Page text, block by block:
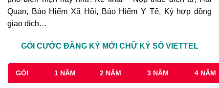
Quan, Bảo Hiểm Xã Hội, Bảo Hiểm Y Tế, Ký hợp đồng
giao dịch…
GÓI CƯỚC ĐĂNG KÝ MỚI CHỮ KÝ SỐ VIETTEL
GÓI 1 NĂM 2 NĂM 3 NĂM 4 NĂM